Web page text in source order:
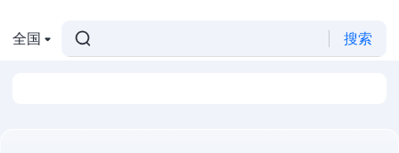
全国 搜索